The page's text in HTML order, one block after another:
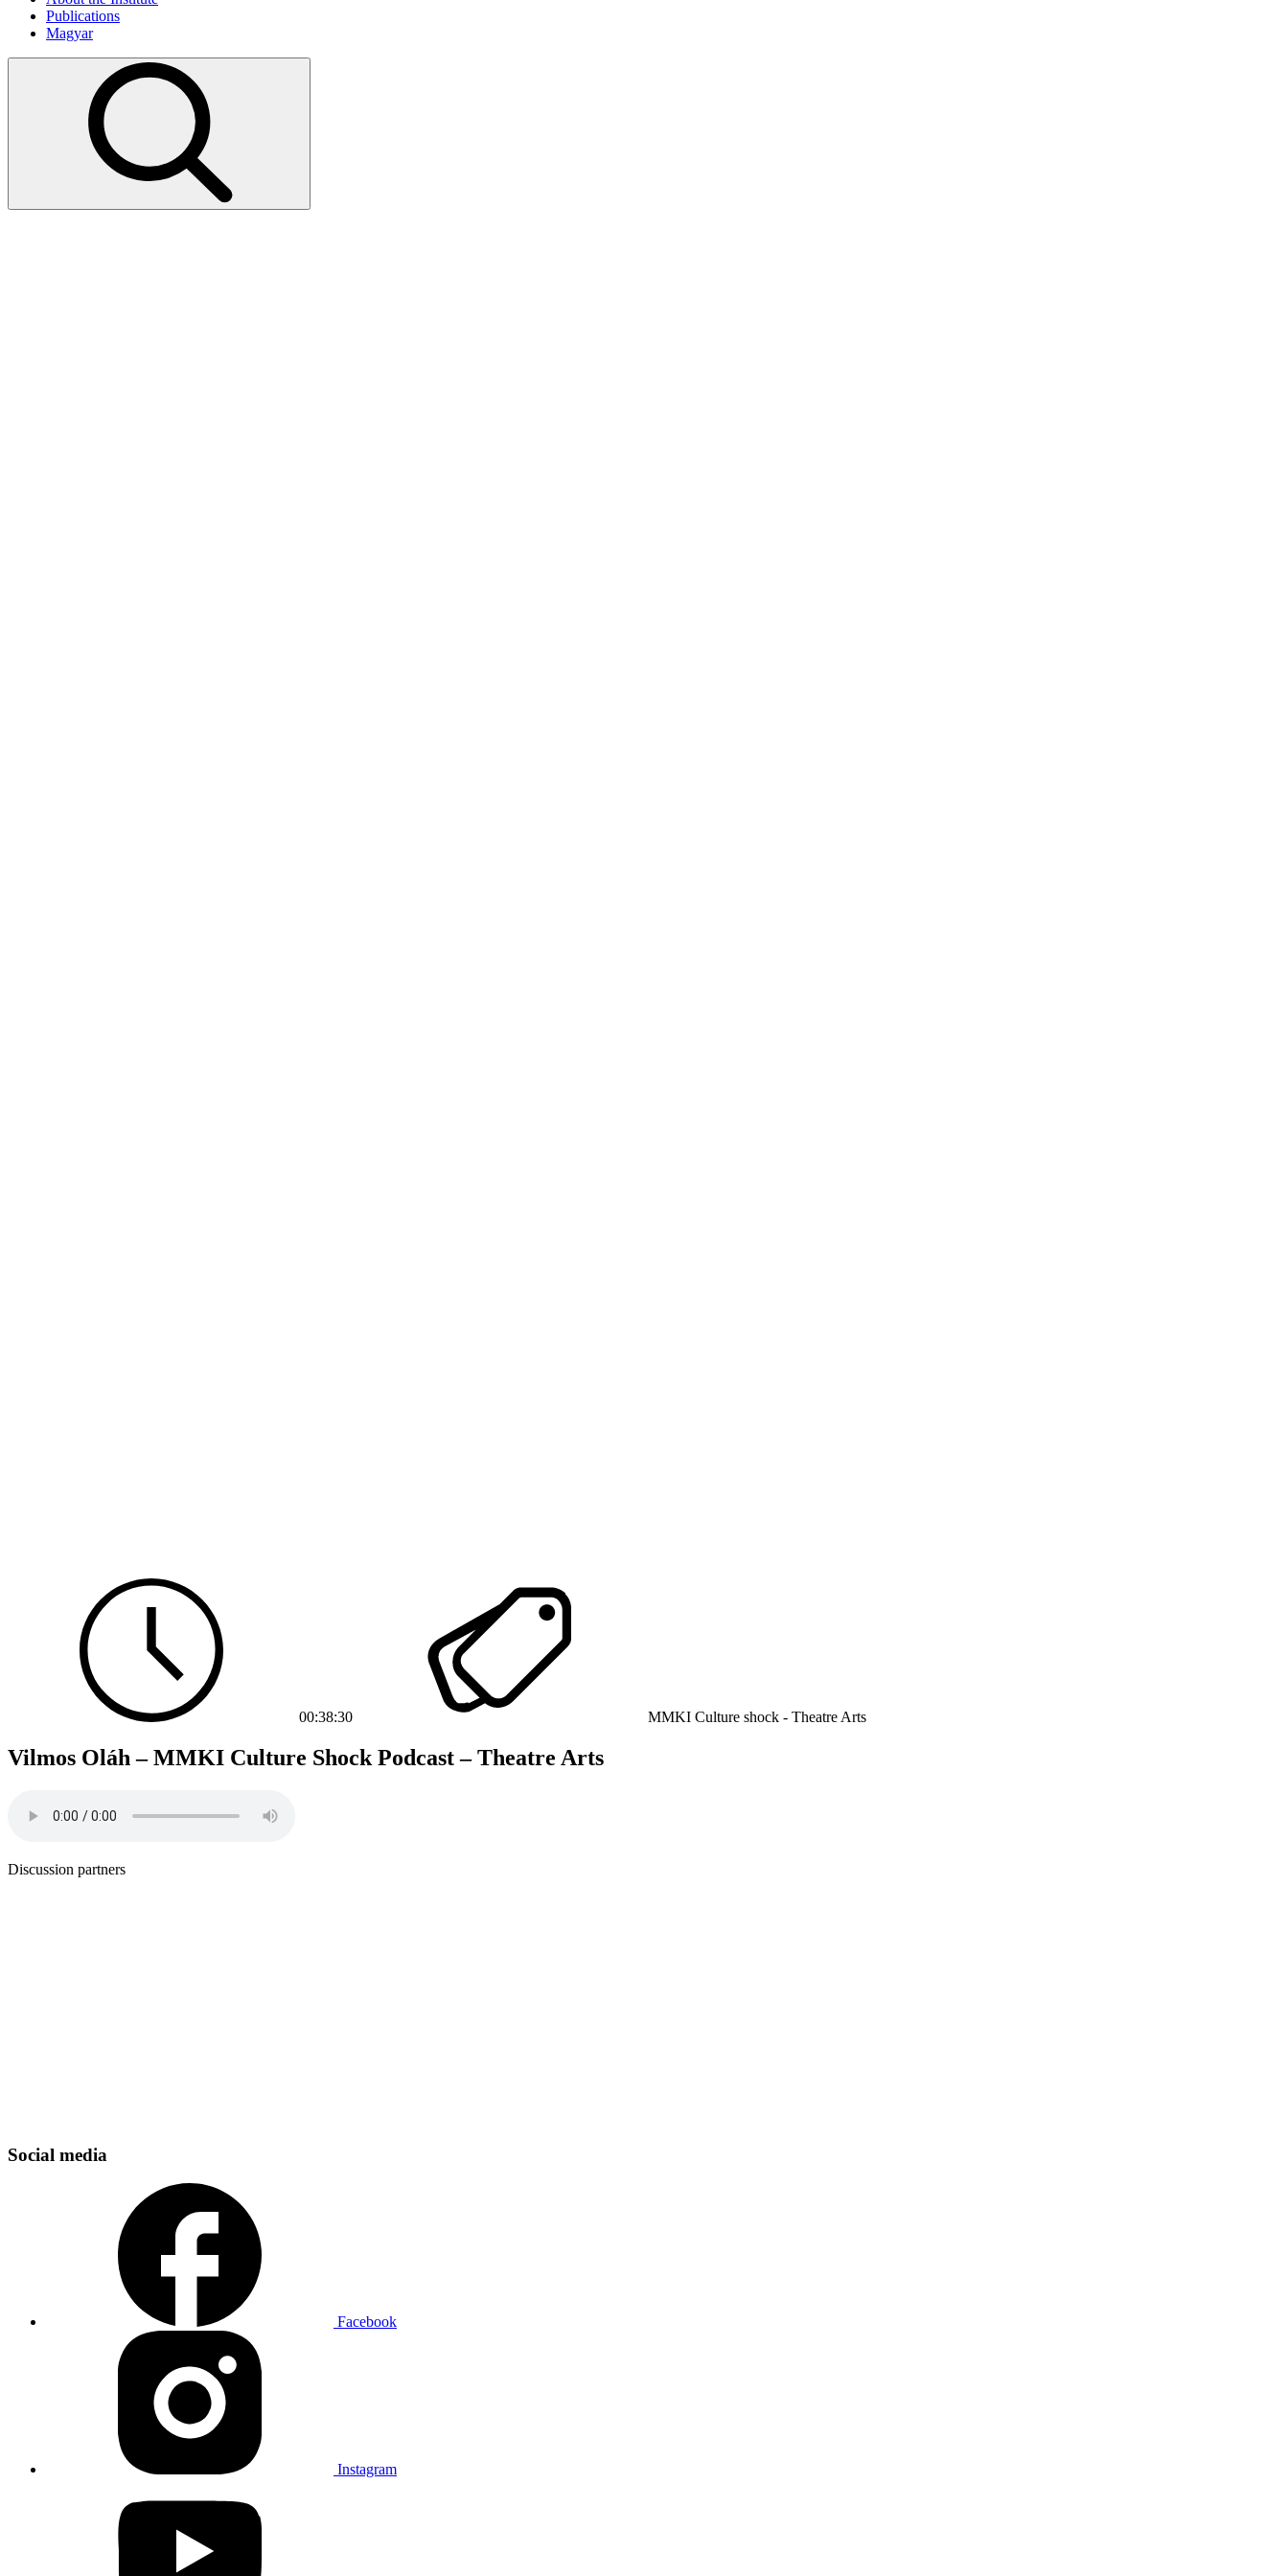
Publications
Magyar
00:38:30 MMKI Culture shock - Theatre Arts
Vilmos Oláh – MMKI Culture Shock Podcast – Theatre Arts
Discussion partners
Social media
Facebook
Instagram